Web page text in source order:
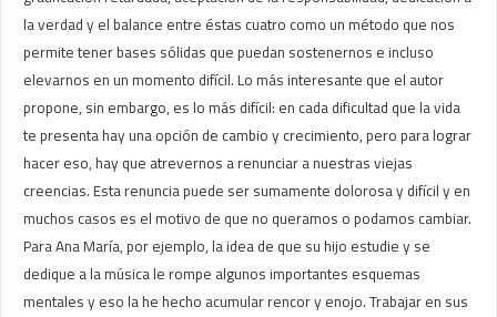
la verdad y el balance entre éstas cuatro como un método que nos
permite tener bases sólidas que puedan sostenernos e incluso
elevarnos en un momento difícil. Lo más interesante que el autor
propone, sin embargo, es lo más difícil: en cada dificultad que la vida
te presenta hay una opción de cambio y crecimiento, pero para lograr
hacer eso, hay que atrevernos a renunciar a nuestras viejas
creencias. Esta renuncia puede ser sumamente dolorosa y difícil y en
muchos casos es el motivo de que no queramos o podamos cambiar.
Para Ana María, por ejemplo, la idea de que su hijo estudie y se
dedique a la música le rompe algunos importantes esquemas
mentales y eso la he hecho acumular rencor y enojo. Trabajar en sus